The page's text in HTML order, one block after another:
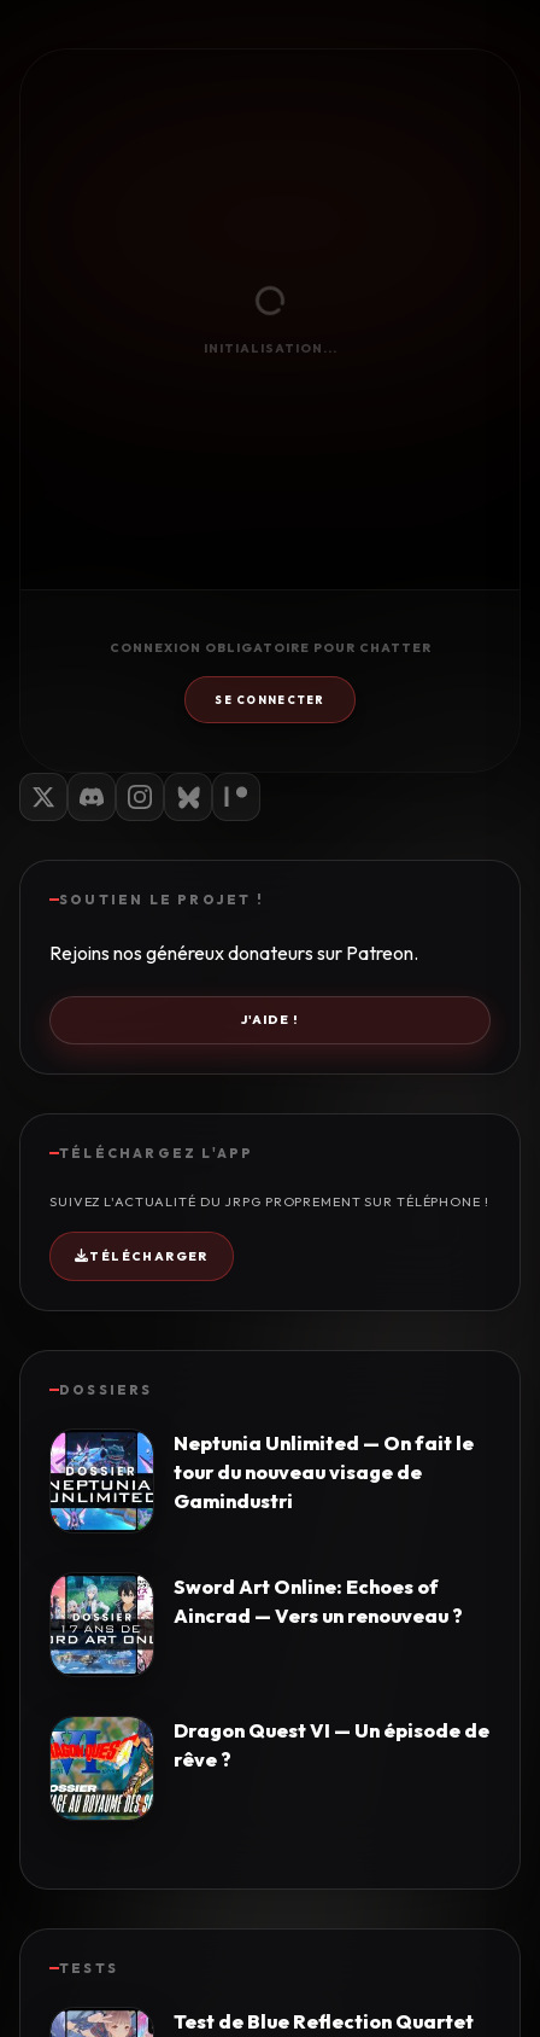
INITIALISATION...
CONNEXION OBLIGATOIRE POUR CHATTER
SE CONNECTER
SOUTIEN LE PROJET !
Rejoins nos généreux donateurs sur Patreon.
J'AIDE !
TÉLÉCHARGEZ L'APP
SUIVEZ L'ACTUALITÉ DU JRPG PROPREMENT SUR TÉLÉPHONE !
TÉLÉCHARGER
DOSSIERS
Neptunia Unlimited — On fait le
tour du nouveau visage de
Gamindustri
Sword Art Online: Echoes of
Aincrad — Vers un renouveau ?
Dragon Quest VI — Un épisode de
rêve ?
TESTS
Test de Blue Reflection Quartet